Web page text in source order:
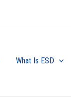
What Is ESD